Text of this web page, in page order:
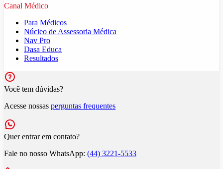
Canal Médico
Para Médicos
Núcleo de Assessoria Médica
Nav Pro
Dasa Educa
Resultados
Você tem dúvidas?
Acesse nossas perguntas frequentes
Quer entrar em contato?
Fale no nosso WhatsApp: (44) 3221-5533